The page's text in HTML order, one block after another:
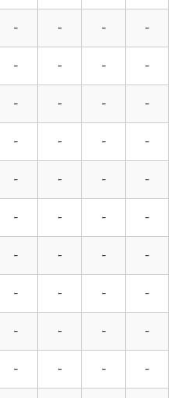
- - - -
- - - -
- - - -
- - - -
- - - -
- - - -
- - - -
- - - -
- - - -
- - - -